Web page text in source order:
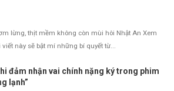
lừng, thịt mềm không còn mùi hôi Nhật An Xem
này sẽ bật mí những bí quyết từ...
đảm nhận vai chính nặng ký trong phim
lạnh”